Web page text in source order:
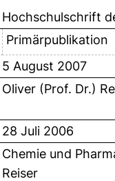
Hochschulschrift
Primärpublikation
5 August 2007
Oliver (Prof. Dr.)
28 Juli 2006
Chemie und
Reiser